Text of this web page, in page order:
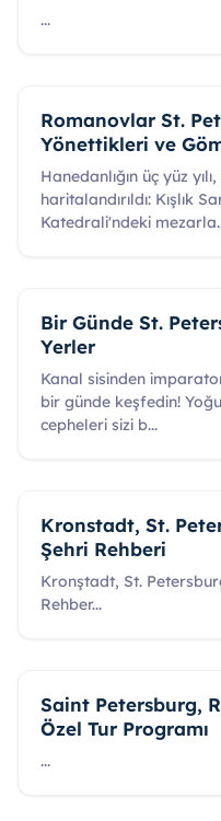
...
Romanovlar St.
Yönettikleri ve
Hanedanlığın üç yüz
haritalandırıldı: Kışlık
Katedrali'ndeki mezarla
Bir Günde St.
Yerler
Kanal sisinden
bir günde keşfedin!
cepheleri sizi b...
Kronstadt, St.
Şehri Rehberi
Kronştadt, St.
Rehber...
Saint Petersburg,
Özel Tur Programı
...